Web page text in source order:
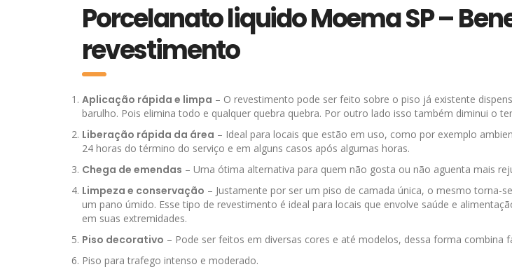
Porcelanato liquido Moema SP –
revestimento
Aplicação rápida e limpa – O revestimento pode ser feito sobre o piso já existente
barulho. Pois elimina todo e qualquer quebra quebra. Por outro lado isso também diminui o
Liberação rápida da área – Ideal para locais que estão em uso, como por exemplo
24 horas do término do serviço e em alguns casos após algumas horas.
Chega de emendas – Uma ótima alternativa para quem não gosta ou não aguenta mais
Limpeza e conservação – Justamente por ser um piso de camada única, o mesmo torna-
um pano úmido. Esse tipo de revestimento é ideal para locais que envolve saúde e
em suas extremidades.
Piso decorativo – Pode ser feitos em diversas cores e até modelos, dessa forma combina
Piso para trafego intenso e moderado.